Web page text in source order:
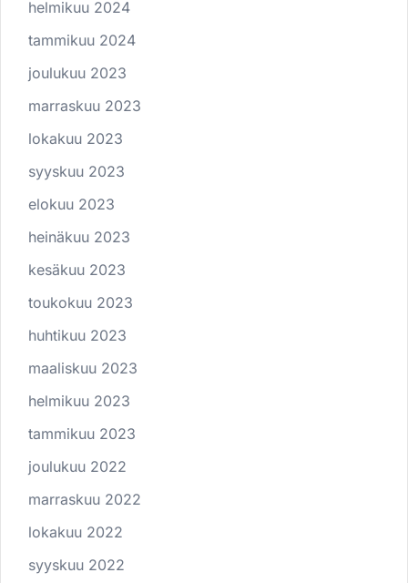
helmikuu 2024
tammikuu 2024
joulukuu 2023
marraskuu 2023
lokakuu 2023
syyskuu 2023
elokuu 2023
heinäkuu 2023
kesäkuu 2023
toukokuu 2023
huhtikuu 2023
maaliskuu 2023
helmikuu 2023
tammikuu 2023
joulukuu 2022
marraskuu 2022
lokakuu 2022
syyskuu 2022